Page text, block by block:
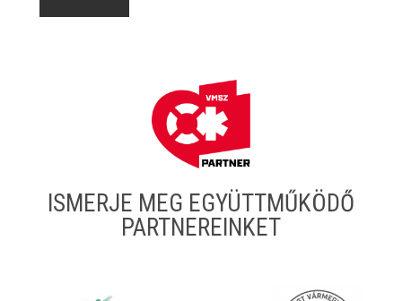
ISMERJE MEG EGYÜTTMŰKÖDŐ
PARTNEREINKET